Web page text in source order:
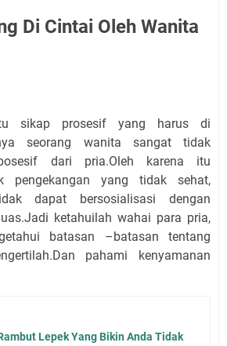
Di Cintai Oleh Wanita
prosesif yang harus di
seorang wanita sangat tidak
dari pria.Oleh karena itu
pengekangan yang tidak sehat,
dapat bersosialisasi dengan
ketahuilah wahai para pria,
batasan –batasan tentang
pahami kenyamanan
Lepek Yang Bikin Anda Tidak